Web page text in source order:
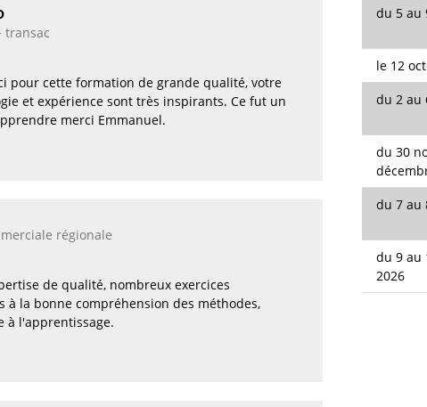
transac
pour cette formation de grande qualité, votre
et expérience sont très inspirants. Ce fut un
merci Emmanuel.
régionale
de qualité, nombreux exercices
à la bonne compréhension des méthodes,
à l'apprentissage.
du 5 au
le 12
du 2 au
du 30
du 7 au
du 9 au
2026